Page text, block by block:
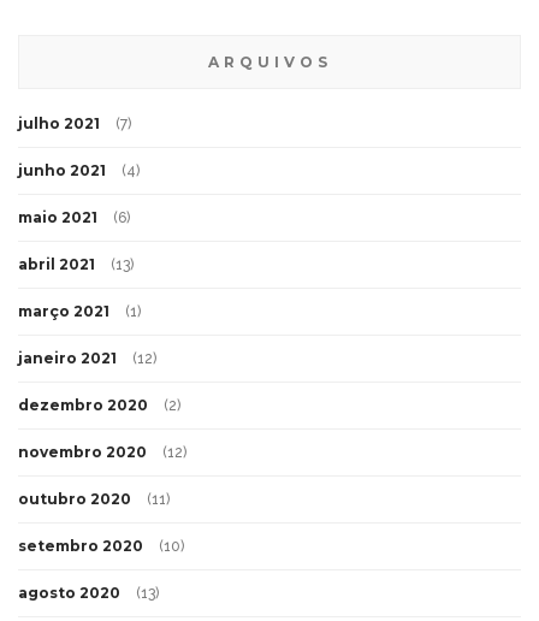
ARQUIVOS
julho 2021 (7)
junho 2021 (4)
maio 2021 (6)
abril 2021 (13)
março 2021 (1)
janeiro 2021 (12)
dezembro 2020 (2)
novembro 2020 (12)
outubro 2020 (11)
setembro 2020 (10)
agosto 2020 (13)